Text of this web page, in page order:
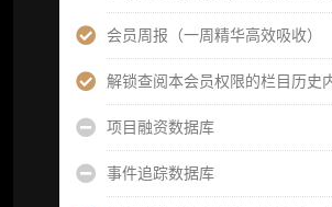
会员周报（一周精华高效吸收）
解锁查阅本会员权限的栏目历史
项目融资数据库
事件追踪数据库
研究报告栏目内容 (所有项目、叙
列研报全量解锁且每周上新，研
系等核心基础设施与应用演化，
Web3 产业的长期演进脉络，用户
晚”)
研究简报栏目内容（内容依托于
取研究对象核心判断）